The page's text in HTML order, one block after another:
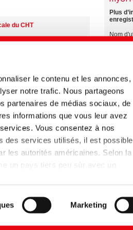
le contenu et les annonces,
notre trafic. Nous partageons
partenaires de médias sociaux, de
informations que vous leur avez
Vous consentez à nos
des services utilisés, il est possible
les autorités américaines. Selon la
un pays tiers peu sûr avec un
européenne selon
Marketing
du CHT
de colorants multilingues.